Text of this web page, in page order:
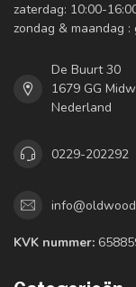
zaterdag: 10:00-
zondag & maandag :
De Buurt 30
1679 GG
Nederland
0229-202292
KVK nummer: